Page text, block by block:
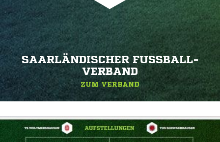
SAARLÄNDISCHER FUSSBALL-V
ERBAND
ZUM VERBAND